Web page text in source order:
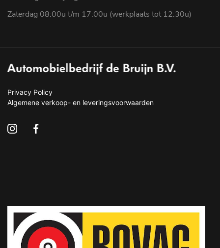
Zaterdag 08:00u t/m 17:00u (werkplaats tot 12:30u)
Privacy Policy
Algemene verkoop- en leveringsvoorwaarden